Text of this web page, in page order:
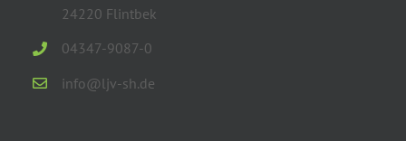
24220 Flintbek
04347-9087-0
info@ljv-sh.de